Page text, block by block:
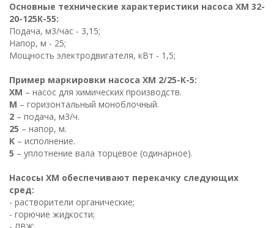
Основные технические характеристики насоса ХМ 32-
20-125К-55:
Подача, м3/час - 3,15;
Напор, м - 25;
Мощность электродвигателя, кВт - 1,5;
Пример маркировки насоса ХМ 2/25-К-5:
ХМ – насос для химических производств.
М – горизонтальный моноблочный.
2 – подача, м3/ч.
25 – напор, м.
К – исполнение.
5 – уплотнение вала торцевое (одинарное).
Насосы ХМ обеспечивают перекачку следующих
сред:
- растворители органические;
- горючие жидкости;